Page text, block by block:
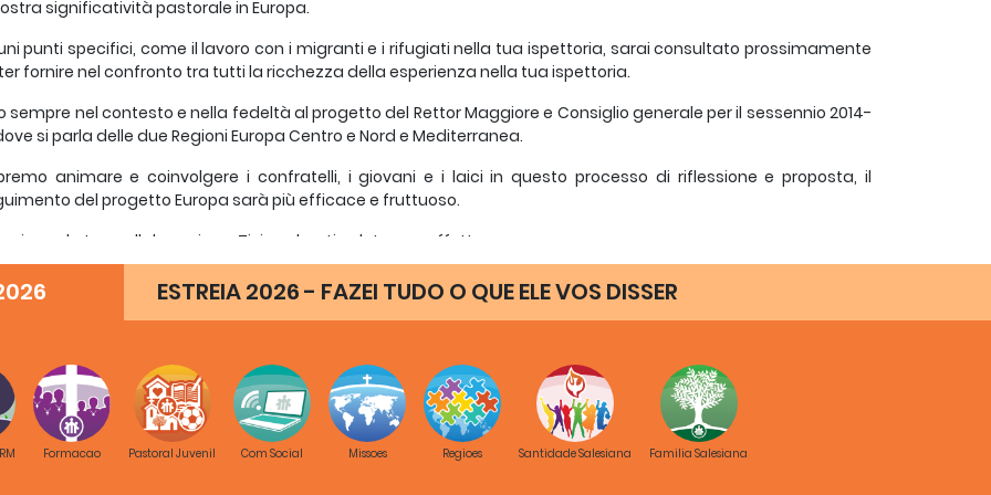
significatività pastorale in Europa.
punti specifici, come il lavoro con i migranti e i rifugiati nella tua ispettoria, sarai consultato prossimamente
fornire nel confronto tra tutti la ricchezza della esperienza nella tua ispettoria.
sempre nel contesto e nella fedeltà al progetto del Rettor Maggiore e Consiglio generale per il sessennio 2014-
si parla delle due Regioni Europa Centro e Nord e Mediterranea.
animare e coinvolgere i confratelli, i giovani e i laici in questo processo di riflessione e proposta, il
del progetto Europa sarà più efficace e fruttuoso.
per la tua collaborazione. Ti ricordo e ti saluto con affetto
Coordinatore del Progetto Europa
2 – 4 dicembre 2016
PROGRAMMA
2 dicembre
ESTREIA 2026 - FAZEI TUDO O QUE ELE VOS DISSER
Formacao Pastoral Juvenil Com Social Missoes Regioes Santidade Salesiana Familia Salesiana